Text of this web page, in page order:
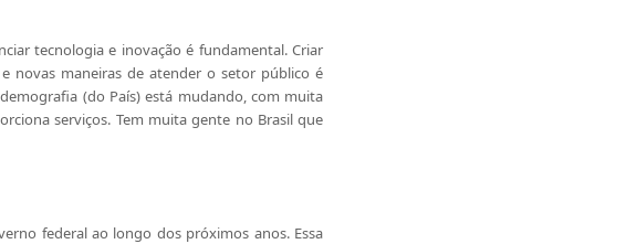
tecnologia e inovação é fundamental. Criar
novas maneiras de atender o setor público é
(do País) está mudando, com muita
serviços. Tem muita gente no Brasil que
federal ao longo dos próximos anos. Essa